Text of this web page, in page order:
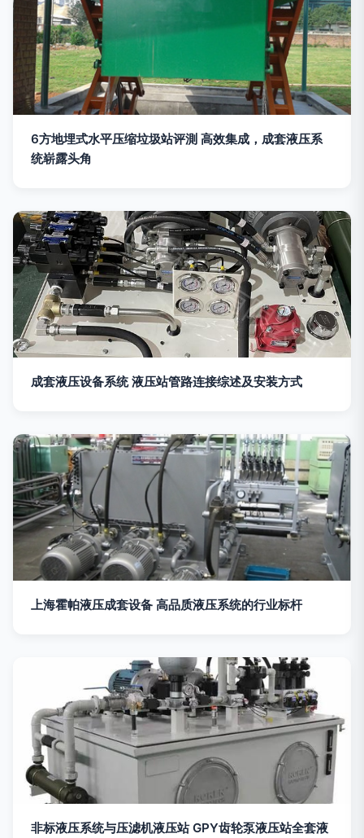
6方地埋式水平压缩垃圾站评測 高效集成，成套液压系
统崭露头角
成套液压设备系统 液压站管路连接综述及安装方式
上海霍帕液压成套设备 高品质液压系统的行业标杆
非标液压系统与压滤机液压站 GPY齿轮泵液压站全套液